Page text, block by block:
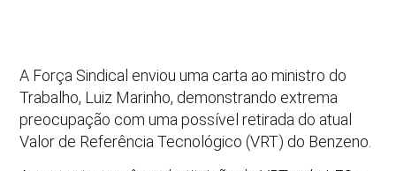
A Força Sindical enviou uma carta ao ministro do
Trabalho, Luiz Marinho, demonstrando extrema
preocupação com uma possível retirada do atual
Valor de Referência Tecnológico (VRT) do Benzeno.